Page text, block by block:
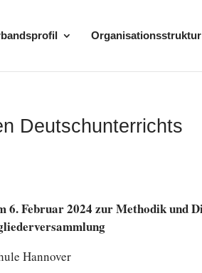
Organisationsstruktur
Deutschunterrichts
6. Februar 2024 zur Me­tho­dik und
Hannover